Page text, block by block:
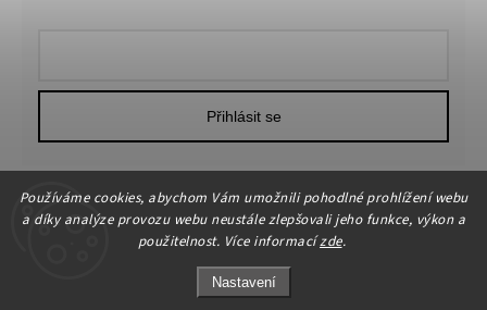
Používáme cookies, abychom Vám umožnili pohodlné prohlížení webu
a díky analýze provozu webu neustále zlepšovali jeho funkce, výkon a
použitelnost. Více informacízde.
Nastavení
Přihlásit se
HOME-DEKOR.cz